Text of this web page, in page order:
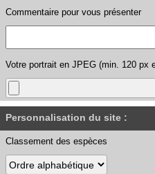
Commentaire pour vous présenter
Votre portrait en JPEG (min. 120 px
Personnalisation du site :
Classement des espèces